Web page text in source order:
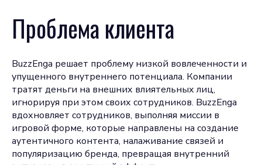
Проблема клиента
BuzzEnga решает проблему низкой вовлеченности и
упущенного внутреннего потенциала. Компании
тратят деньги на внешних влиятельных лиц,
игнорируя при этом своих сотрудников. BuzzEnga
вдохновляет сотрудников, выполняя миссии в
игровой форме, которые направлены на создание
аутентичного контента, налаживание связей и
популяризацию бренда, превращая внутренний